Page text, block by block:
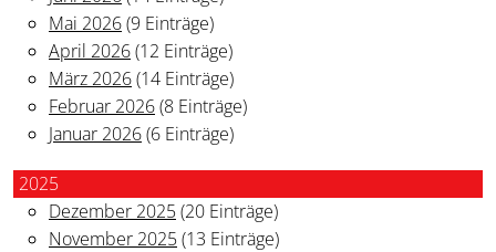
Mai 2026(9 Einträge)
April 2026(12 Einträge)
März 2026(14 Einträge)
Februar 2026(8 Einträge)
Januar 2026(6 Einträge)
2025
Dezember 2025(20 Einträge)
November 2025(13 Einträge)